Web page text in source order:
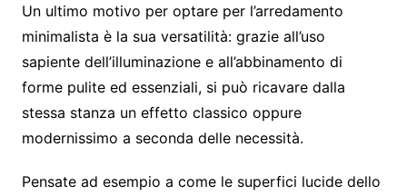
Un ultimo motivo per optare per l’arredamento
minimalista è la sua versatilità: grazie all’uso
sapiente dell’illuminazione e all’abbinamento di
forme pulite ed essenziali, si può ricavare dalla
stessa stanza un effetto classico oppure
modernissimo a seconda delle necessità.
Pensate ad esempio a come le superfici lucide dello